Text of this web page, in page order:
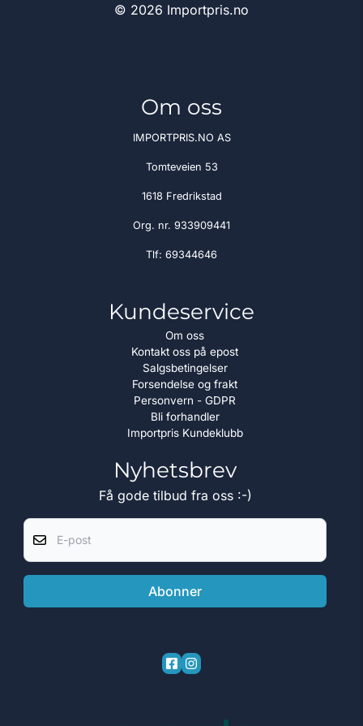
© 2026 Importpris.no
Om oss
IMPORTPRIS.NO AS
Tomteveien 53
1618 Fredrikstad
Org. nr. 933909441
Tlf: 69344646
Kundeservice
Om oss
Kontakt oss på epost
Salgsbetingelser
Forsendelse og frakt
Personvern - GDPR
Bli forhandler
Importpris Kundeklubb
Nyhetsbrev
Få gode tilbud fra oss :-)
Abonner